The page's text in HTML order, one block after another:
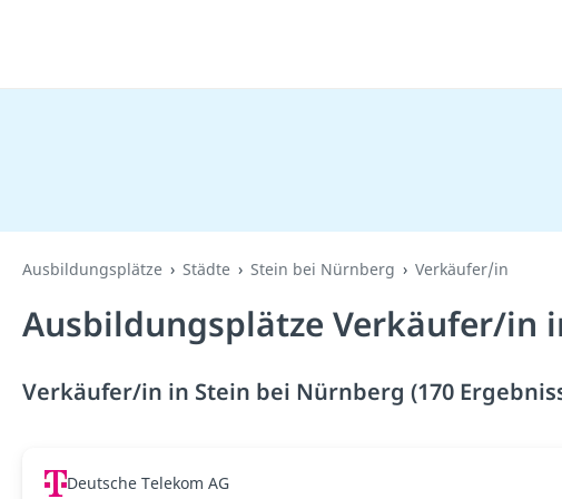
Ausbildungsplätze Städte Stein bei Nürnberg Verkäufer/in
Ausbildungsplätze Verkäufer/in
Verkäufer/in in Stein bei Nürnberg (170
Deutsche Telekom AG